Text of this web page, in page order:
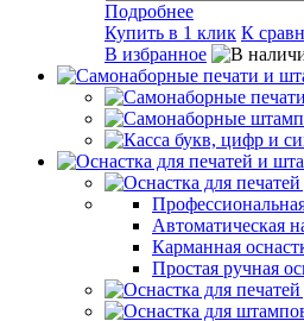
Подробнее
Купить в 1 клик К
В избранное
Автоматическая
Карманная
Простая ручная